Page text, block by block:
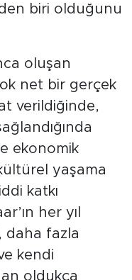
biri olduğunu
oluşan
net bir gerçek
verildiğinde,
ekonomik
yaşama
katkı
her yıl
daha fazla
kendi
oldukça